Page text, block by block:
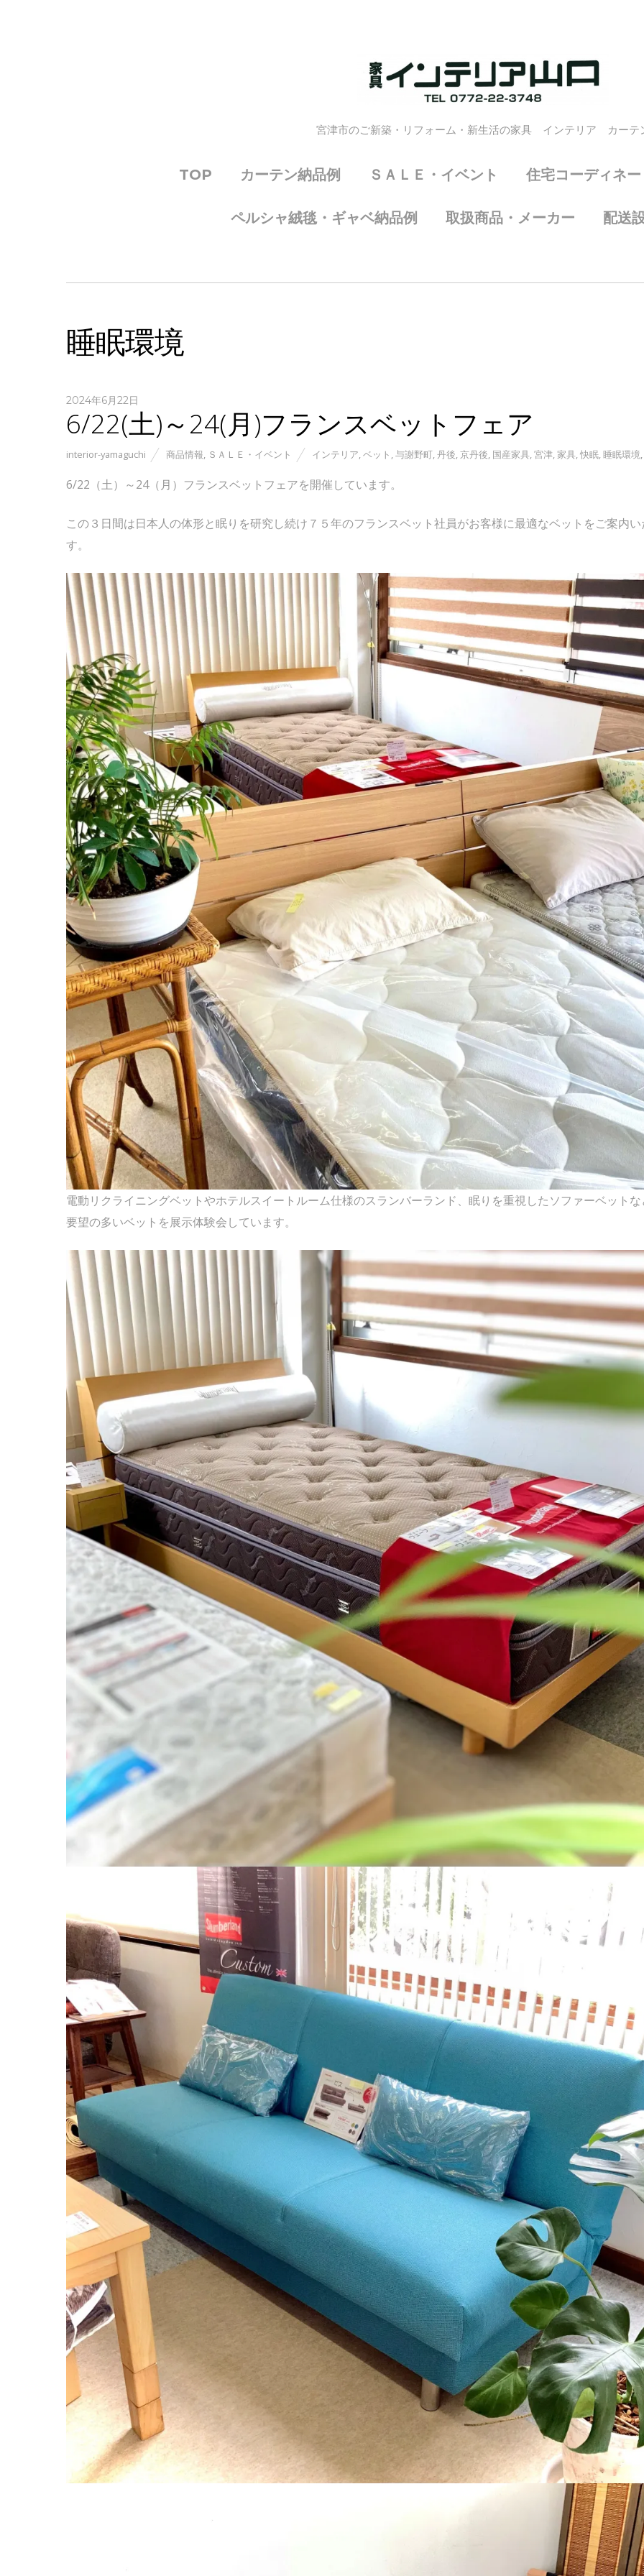
宮津市のご新築・リフォーム・新生活の家具 インテリア カーテ
TOP カーテン納品例 ＳＡＬＥ・イベント 住宅コーディネ
ペルシャ絨毯・ギャベ納品例 取扱商品・メーカー 配送
睡眠環境
2024年6月22日
6/22(土)～24(月)フランスベットフェア
interior-yamaguchi 商品情報, ＳＡＬＥ・イベント インテリア,ベット ,与謝野町,丹後,京丹後, 国産家具,宮津,家具,快眠,睡眠環境,
6/22（土）～24（月）フランスベットフェアを開催しています。
この３日間は日本人の体形と眠りを研究し続け７５年のフランスベット社員がお客様に最適なベットをご案内
す。
電動リクライニングベットやホテルスイートルーム仕様のスランバーランド、眠りを重視したソファーベット
要望の多いベットを展示体験会しています。